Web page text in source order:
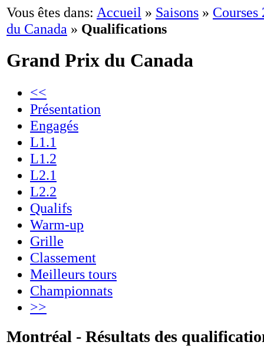
Vous êtes dans: Accueil » Saisons » Courses
du Canada » Qualifications
Grand Prix du Canada
<<
Présentation
Engagés
L1.1
L1.2
L2.1
L2.2
Qualifs
Warm-up
Grille
Classement
Meilleurs tours
Championnats
>>
Montréal - Résultats des